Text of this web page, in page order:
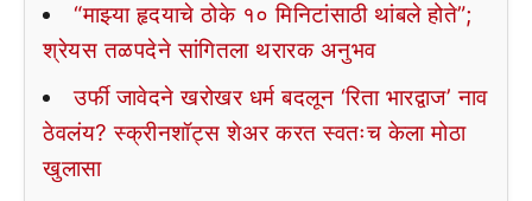
“माझ्या हृदयाचे ठोके १० मिनिटांसाठी थांबले होते”;
श्रेयस तळपदेने सांगितला थरारक अनुभव
उर्फी जावेदने खरोखर धर्म बदलून ‘रिता भारद्वाज’ नाव
ठेवलंय? स्क्रीनशॉट्स शेअर करत स्वतःच केला मोठा
खुलासा